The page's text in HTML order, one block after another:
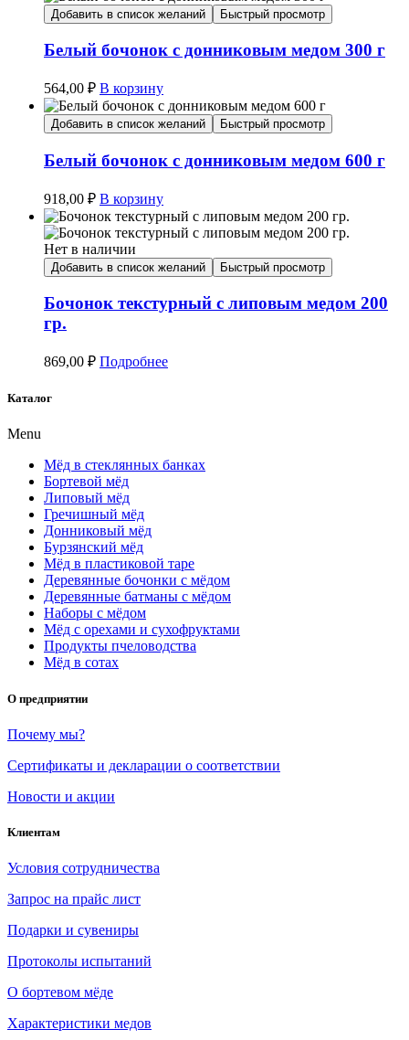
Добавить в список желаний Быстрый просмотр
Белый бочонок с донниковым медом 300 г
564,00 ₽ В корзину
Добавить в список желаний Быстрый просмотр
Белый бочонок с донниковым медом 600 г
918,00 ₽ В корзину
Нет в наличии
Добавить в список желаний Быстрый просмотр
Бочонок текстурный с липовым медом 200
гр.
869,00 ₽ Подробнее
Каталог
Menu
Мёд в стеклянных банках
Бортевой мёд
Липовый мёд
Гречишный мёд
Донниковый мёд
Бурзянский мёд
Мёд в пластиковой таре
Деревянные бочонки с мёдом
Деревянные батманы с мёдом
Наборы с мёдом
Мёд с орехами и сухофруктами
Продукты пчеловодства
Мёд в сотах
О предприятии
Почему мы?
Сертификаты и декларации о соответствии
Новости и акции
Клиентам
Условия сотрудничества
Запрос на прайс лист
Подарки и сувениры
Протоколы испытаний
О бортевом мёде
Характеристики медов